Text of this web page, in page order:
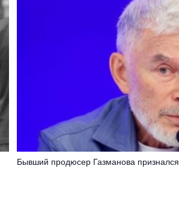
Бывший продюсер Газманова